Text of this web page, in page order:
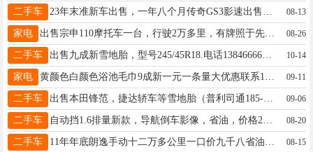
二手车 08-13
家电 出售宗申110摩托车一台，行驶2万多里，有牌照于先生13846658750 08-26
二手车 出售九成新雪地胎，型号245/45R18.电话13846666697。关女士13846666697 10-14
家电 09-11
二手车 出售本田锋范，捷达轿车等雪地胎（普利司通185-65-15），微波炉，大头电视，大头电视柜，餐桌，单人床等闲置物品，低价处理。陈先生13846628918 09-06
二手车 08-20
二手车 08-15